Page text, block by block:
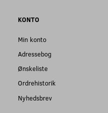
KONTO
Min konto
Adressebog
Ønskeliste
Ordrehistorik
Nyhedsbrev